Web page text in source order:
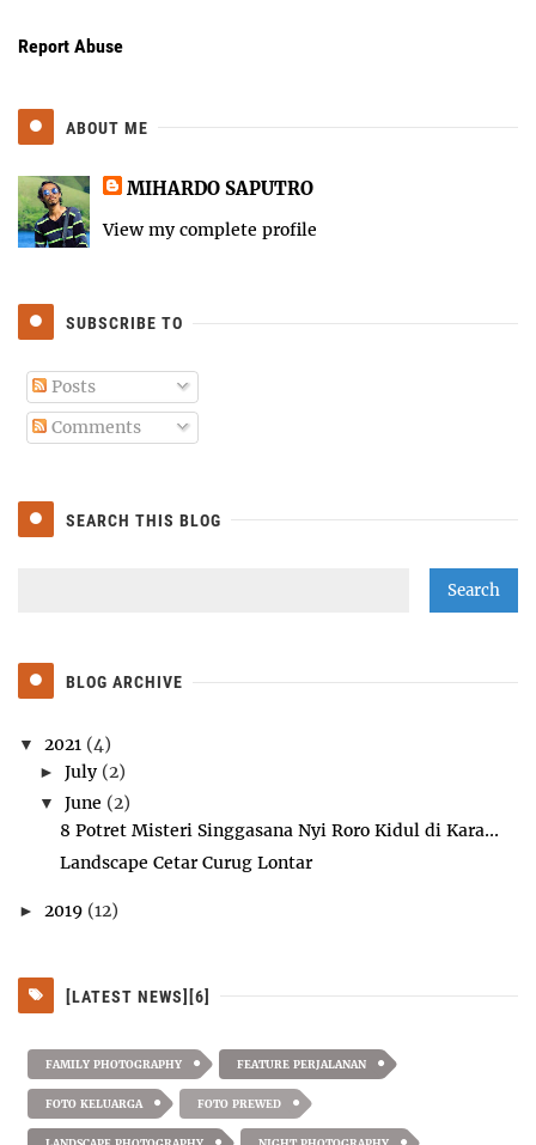
Report Abuse
ABOUT ME
MIHARDO SAPUTRO
View my complete profile
SUBSCRIBE TO
Posts
Comments
SEARCH THIS BLOG
BLOG ARCHIVE
▼ 2021 (4)
► July (2)
▼ June (2)
8 Potret Misteri Singgasana Nyi Roro Kidul di Kara...
Landscape Cetar Curug Lontar
► 2019 (12)
[LATEST NEWS][6]
FAMILY PHOTOGRAPHY FEATURE PERJALANAN
FOTO KELUARGA FOTO PREWED